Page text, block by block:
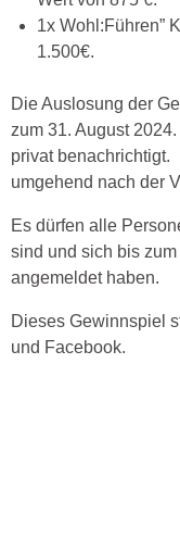
1x Wohl:Führen”
1.500€.
Die Auslosung der
zum 31. August
privat benachrichtigt.
umgehend nach der
Es dürfen alle
sind und sich bis
angemeldet haben.
Dieses Gewinnspiel
und Facebook.